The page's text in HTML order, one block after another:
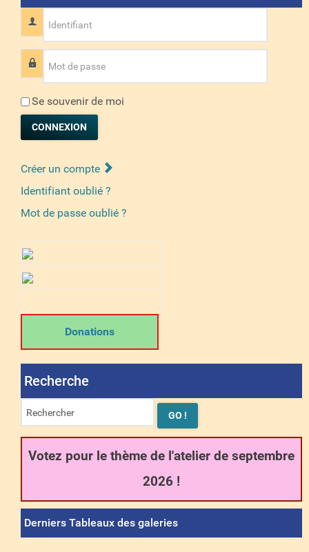
Identifiant
Mot de passe
Se souvenir de moi
CONNEXION
Créer un compte
Identifiant oublié ?
Mot de passe oublié ?
Donations
Recherche
Votez pour le thème de l'atelier de septembre
2026 !
Derniers Tableaux des galeries